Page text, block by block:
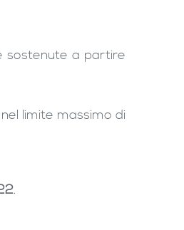
sostenute a partire
limite massimo di
.